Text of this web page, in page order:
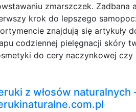
zmarszczek. Zadbana
krok do lepszego
znajdują się artykuły
codziennej pielęgnacji skóry
do cery naczynkowej czy
z włosów naturalnych